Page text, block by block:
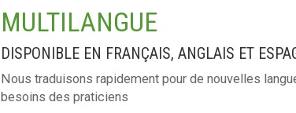
MULTILANGUE
DISPONIBLE EN FRANÇAIS, ANGLAIS ET
Nous traduisons rapidement pour de nouvelles
besoins des praticiens